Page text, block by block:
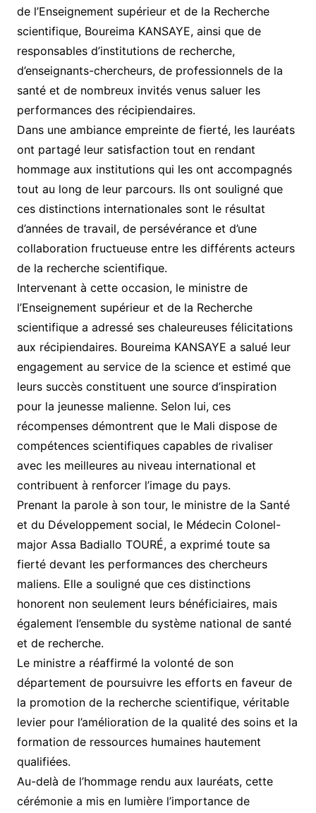
de l’Enseignement supérieur et de la Recherche
scientifique, Boureima KANSAYE, ainsi que de
responsables d’institutions de recherche,
d’enseignants-chercheurs, de professionnels de la
santé et de nombreux invités venus saluer les
performances des récipiendaires.
Dans une ambiance empreinte de fierté, les lauréats
ont partagé leur satisfaction tout en rendant
hommage aux institutions qui les ont accompagnés
tout au long de leur parcours. Ils ont souligné que
ces distinctions internationales sont le résultat
d’années de travail, de persévérance et d’une
collaboration fructueuse entre les différents acteurs
de la recherche scientifique.
Intervenant à cette occasion, le ministre de
l’Enseignement supérieur et de la Recherche
scientifique a adressé ses chaleureuses félicitations
aux récipiendaires. Boureima KANSAYE a salué leur
engagement au service de la science et estimé que
leurs succès constituent une source d’inspiration
pour la jeunesse malienne. Selon lui, ces
récompenses démontrent que le Mali dispose de
compétences scientifiques capables de rivaliser
avec les meilleures au niveau international et
contribuent à renforcer l’image du pays.
Prenant la parole à son tour, le ministre de la Santé
et du Développement social, le Médecin Colonel-
major Assa Badiallo TOURÉ, a exprimé toute sa
fierté devant les performances des chercheurs
maliens. Elle a souligné que ces distinctions
honorent non seulement leurs bénéficiaires, mais
également l’ensemble du système national de santé
et de recherche.
Le ministre a réaffirmé la volonté de son
département de poursuivre les efforts en faveur de
la promotion de la recherche scientifique, véritable
levier pour l’amélioration de la qualité des soins et la
formation de ressources humaines hautement
qualifiées.
Au-delà de l’hommage rendu aux lauréats, cette
cérémonie a mis en lumière l’importance de